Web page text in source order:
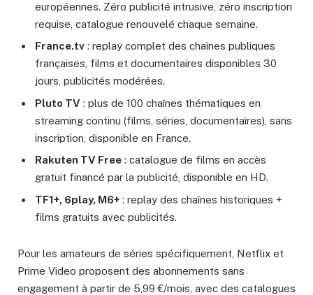
européennes. Zéro publicité intrusive, zéro inscription
requise, catalogue renouvelé chaque semaine.
France.tv : replay complet des chaînes publiques
françaises, films et documentaires disponibles 30
jours, publicités modérées.
Pluto TV : plus de 100 chaînes thématiques en
streaming continu (films, séries, documentaires), sans
inscription, disponible en France.
Rakuten TV Free : catalogue de films en accès
gratuit financé par la publicité, disponible en HD.
TF1+, 6play, M6+ : replay des chaînes historiques +
films gratuits avec publicités.
Pour les amateurs de séries spécifiquement, Netflix et
Prime Video proposent des abonnements sans
engagement à partir de 5,99 €/mois, avec des catalogues